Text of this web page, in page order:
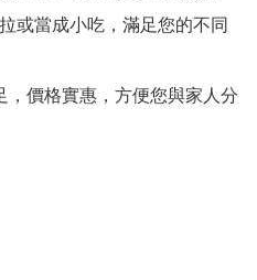
或當成小吃，滿足您的不同
價格實惠，方便您與家人分